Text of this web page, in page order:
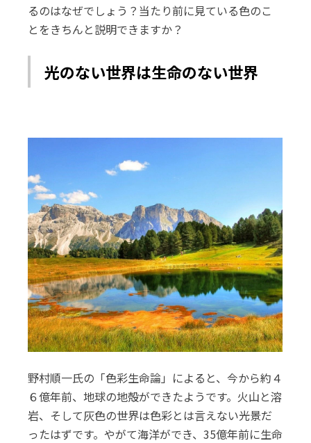
るのはなぜでしょう？当たり前に見ている色のこ
とをきちんと説明できますか？
光のない世界は生命のない世界
野村順一氏の「色彩生命論」によると、今から約４
６億年前、地球の地殻ができたようです。火山と溶
岩、そして灰色の世界は色彩とは言えない光景だ
ったはずです。やがて海洋ができ、35億年前に生命